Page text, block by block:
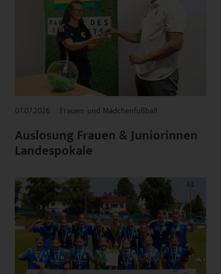
07.07.2026 Frauen- und Mädchenfußball
Auslosung Frauen & Juniorinnen
Landespokale